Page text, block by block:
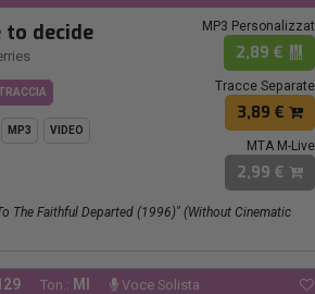
to decide
MP3 VIDEO
MP3
2,89 €
Tracce Separate
3,89 €
MTA M-Live
2,99 €
The Faithful Departed (1996)" (Without Cinematic
Ton.: MI Voce Solista